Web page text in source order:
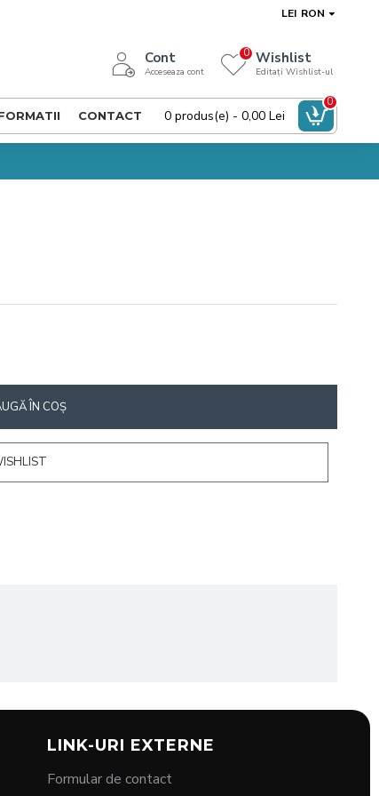
LEI RON
Cont
Acceseaza cont
Wishlist
Editați Wishlist-ul
0
CONTACT 0 produs(e) - 0,00 Lei
0
ÎN COŞ
LINK-URI EXTERNE
Formular de contact